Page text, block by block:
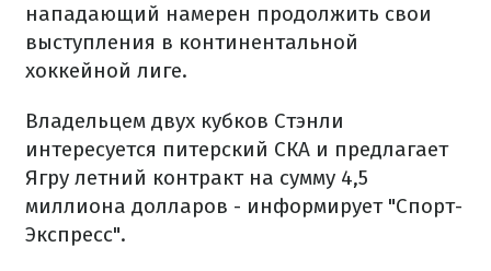
нападающий намерен продолжить свои
выступления в континентальной
хоккейной лиге.
Владельцем двух кубков Стэнли
интересуется питерский СКА и предлагает
Ягру летний контракт на сумму 4,5
миллиона долларов - информирует "Спорт-
Экспресс".